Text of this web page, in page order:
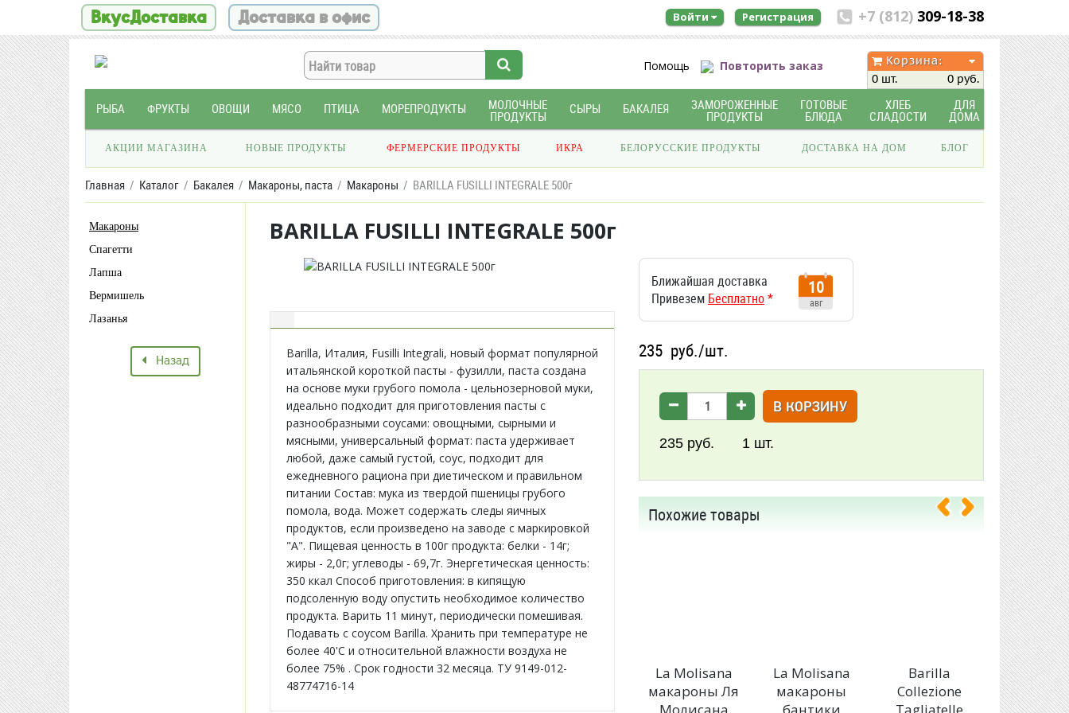
ВкусДоставка Доставка в офис +7 (812) 309-18-38
Войти Регистрация
Помощь Повторить заказ
Корзина:
0 шт.
0 руб.
РЫБА ФРУКТЫ ОВОЩИ МЯСО ПТИЦА МОРЕПРОДУКТЫ МОЛОЧНЫЕ
ПРОДУКТЫ
СЫРЫ БАКАЛЕЯ ЗАМОРОЖЕННЫЕ
ПРОДУКТЫ
ГОТОВЫЕ
БЛЮДА
ХЛЕБ
СЛАДОСТИ
ДЛЯ
ДОМА
АКЦИИ МАГАЗИНА НОВЫЕ ПРОДУКТЫ ФЕРМЕРСКИЕ ПРОДУКТЫ ИКРА БЕЛОРУССКИЕ ПРОДУКТЫ ДОСТАВКА НА ДОМ БЛОГ
Главная Каталог Бакалея Макароны, паста Макароны BARILLA FUSILLI INTEGRALE 500г
Макароны
Спагетти
Лапша
Вермишель
Лазанья
Назад
BARILLA FUSILLI INTEGRALE 500г
Barilla, Италия, Fusilli Integrali, новый формат популярной
итальянской короткой пасты - фузилли, паста создана
на основе муки грубого помола - цельнозерновой муки,
идеально подходит для приготовления пасты с
разнообразными соусами: овощными, сырными и
мясными, универсальный формат: паста удерживает
любой, даже самый густой, соус, подходит для
ежедневного рациона при диетическом и правильном
питании Состав: мука из твердой пшеницы грубого
помола, вода. Может содержать следы яичных
продуктов, если произведено на заводе с маркировкой
"А". Пищевая ценность в 100г продукта: белки - 14г;
жиры - 2,0г; углеводы - 69,7г. Энергетическая ценность:
350 ккал Способ приготовления: в кипящую
подсоленную воду опустить необходимое количество
продукта. Варить 11 минут, периодически помешивая.
Подавать с соусом Barilla. Хранить при температуре не
более 40'C и относительной влажности воздуха не
более 75% . Срок годности 32 месяца. ТУ 9149-012-
48774716-14
Ближайшая доставка
Привезем Бесплатно*
10
авг
235 руб./шт.
В КОРЗИНУ
235 руб. 1 шт.
Похожие товары
La Molisana
макароны Ля
La Molisana
макароны
Barilla
Collezione
Barilla